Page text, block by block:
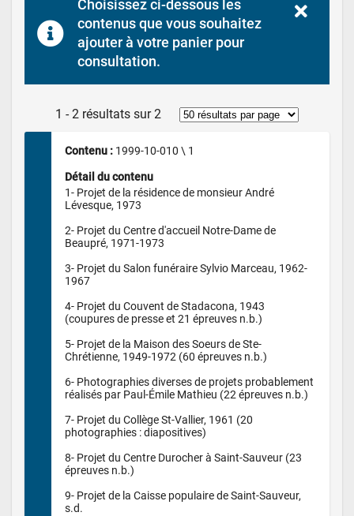
Choisissez ci-dessous les
contenus que vous souhaitez
ajouter à votre panier pour
consultation.
1 - 2 résultats sur 2
Contenu : 1999-10-010 \ 1
Détail du contenu
1- Projet de la résidence de monsieur André
Lévesque, 1973
2- Projet du Centre d'accueil Notre-Dame de
Beaupré, 1971-1973
3- Projet du Salon funéraire Sylvio Marceau, 1962-
1967
4- Projet du Couvent de Stadacona, 1943
(coupures de presse et 21 épreuves n.b.)
5- Projet de la Maison des Soeurs de Ste-
Chrétienne, 1949-1972 (60 épreuves n.b.)
6- Photographies diverses de projets probablement
réalisés par Paul-Émile Mathieu (22 épreuves n.b.)
7- Projet du Collège St-Vallier, 1961 (20
photographies : diapositives)
8- Projet du Centre Durocher à Saint-Sauveur (23
épreuves n.b.)
9- Projet de la Caisse populaire de Saint-Sauveur,
s.d.